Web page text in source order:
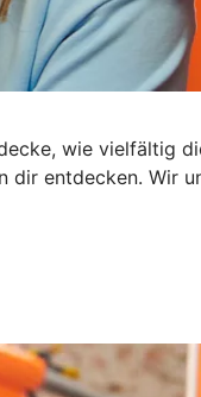
wie vielfältig
dir entdecken. Wir